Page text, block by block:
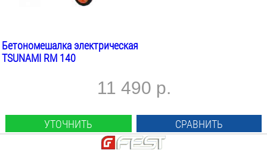
Бетономешалка электрическая
TSUNAMI RM 140
11 490 р.
УТОЧНИТЬ СРАВНИТЬ